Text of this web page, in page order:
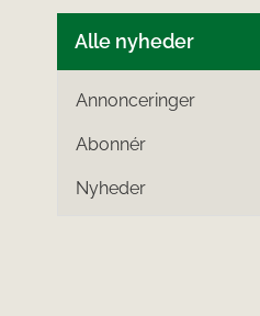
Alle nyheder
Annonceringer
Abonnér
Nyheder